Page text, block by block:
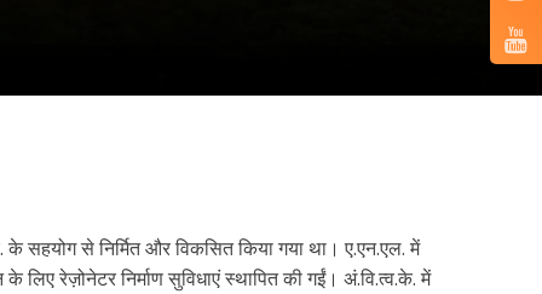
सहयोग से निर्मित और विकसित किया गया था। ए.एन.एल. में
रेज़ोनेटर निर्माण सुविधाएं स्थापित की गईं। अं.वि.त्व.के. में